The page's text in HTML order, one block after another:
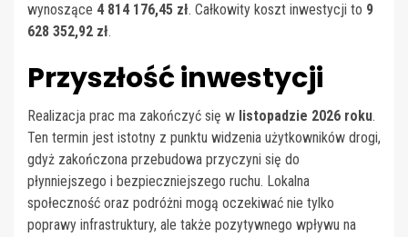
wynoszące 4 814 176,45 zł. Całkowity koszt inwestycji to 9
628 352,92 zł.
Przyszłość inwestycji
Realizacja prac ma zakończyć się w listopadzie 2026 roku.
Ten termin jest istotny z punktu widzenia użytkowników drogi,
gdyż zakończona przebudowa przyczyni się do
płynniejszego i bezpieczniejszego ruchu. Lokalna
społeczność oraz podróżni mogą oczekiwać nie tylko
poprawy infrastruktury, ale także pozytywnego wpływu na